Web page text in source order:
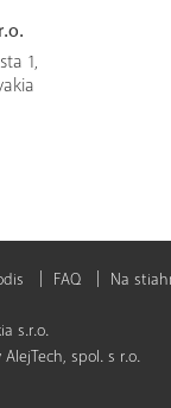
1,
FAQ Na
s.r.o.
AlejTech, spol. s r.o.